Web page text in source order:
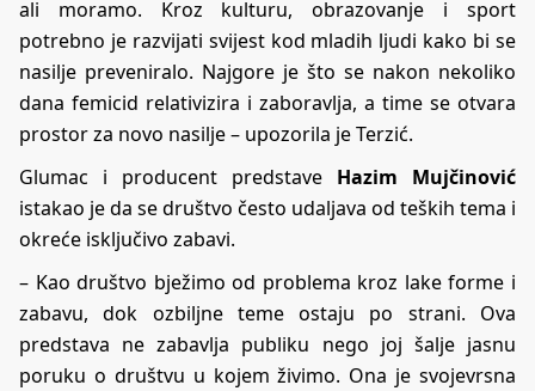
ali moramo. Kroz kulturu, obrazovanje i sport
potrebno je razvijati svijest kod mladih ljudi kako bi se
nasilje preveniralo. Najgore je što se nakon nekoliko
dana femicid relativizira i zaboravlja, a time se otvara
prostor za novo nasilje – upozorila je Terzić.
Glumac i producent predstave Hazim Mujčinović
istakao je da se društvo često udaljava od teških tema i
okreće isključivo zabavi.
– Kao društvo bježimo od problema kroz lake forme i
zabavu, dok ozbiljne teme ostaju po strani. Ova
predstava ne zabavlja publiku nego joj šalje jasnu
poruku o društvu u kojem živimo. Ona je svojevrsna